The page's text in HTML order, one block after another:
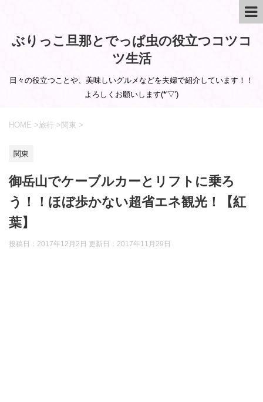
ぶりっこ旦那とでっぱ虫の役立つコツコ
ツ生活
日々の役立つことや、美味しいグルメなどを夫婦で紹介しています！！
よろしくお願いします(*'▽')
HOME >旅行 > 関東 >
関東
御岳山でケーブルカーとリフトに乗ろ
う！！ほぼ歩かない超省エネ観光！【紅
葉】
投稿日：2017年12月2日 更新日： 2017年11月29日